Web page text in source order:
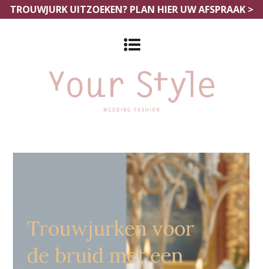
TROUWJURK UITZOEKEN? PLAN HIER UW AFSPRAAK >
Trouwjurken Almere
Trouwjurken voor
de bruid met een